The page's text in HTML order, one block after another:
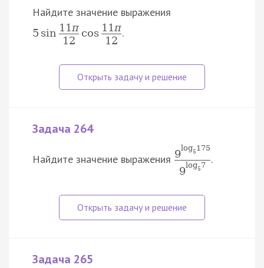
Найдите значение выражения
5 sin 11π
12
cos 11π
12
.
Задача 264
Найдите значение выражения 9log5 175
9log5 7 .
Задача 265